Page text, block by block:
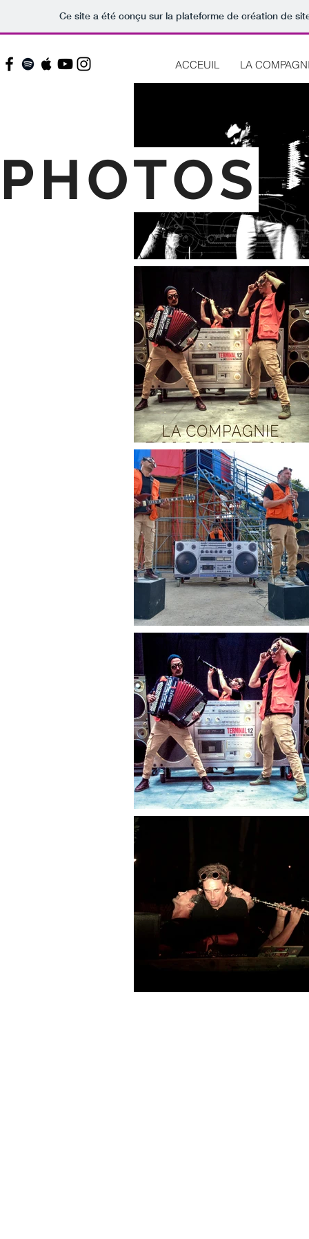
Ce site a été conçu sur la plateforme de création de
ACCEUIL LA
PHOTOS